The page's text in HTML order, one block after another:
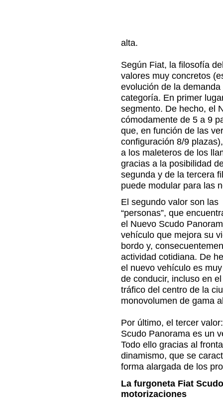
alta.
Según Fiat, la filosofía
valores muy concretos
evolución de la
categoría. En primer
segmento. De hecho, el
cómodamente de 5 a 9
que, en función de las
configuración 8/9
a los maleteros de los
gracias a la posibilidad
segunda y de la tercera
puede modular para las
El segundo valor son las
“personas”, que
el Nuevo Scudo
vehículo que mejora su
bordo y,
actividad cotidiana. De
el nuevo vehículo es
de conducir, incluso en el
tráfico del centro de la
monovolumen de gama
Por último, el tercer
Scudo Panorama es un
Todo ello gracias al
dinamismo, que se
forma alargada de los
La furgoneta Fiat
motorizaciones